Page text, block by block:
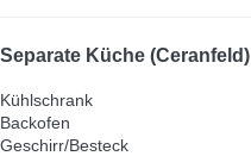
Separate Küche (Ceranfeld)
Kühlschrank
Backofen
Geschirr/Besteck